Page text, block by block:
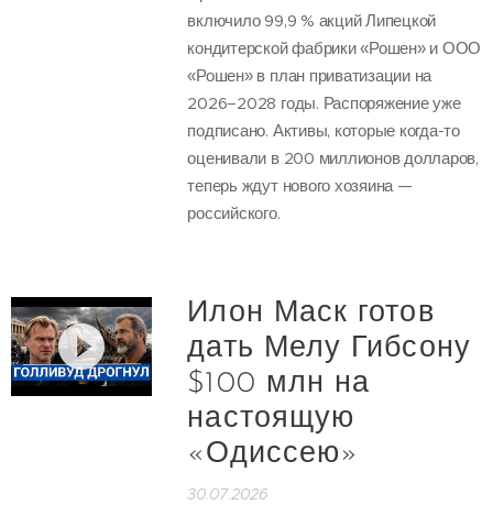
включило 99,9 % акций Липецкой
кондитерской фабрики «Рошен» и ООО
«Рошен» в план приватизации на
2026–2028 годы. Распоряжение уже
подписано. Активы, которые когда-то
оценивали в 200 миллионов долларов,
теперь ждут нового хозяина —
российского.
Илон Маск готов
дать Мелу Гибсону
$100 млн на
настоящую
«Одиссею»
30.07.2026